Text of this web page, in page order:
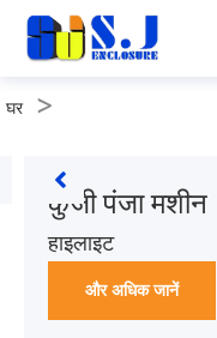
घर >
कुंजी पंजा मशीन
हाइलाइट
और अधिक जानें